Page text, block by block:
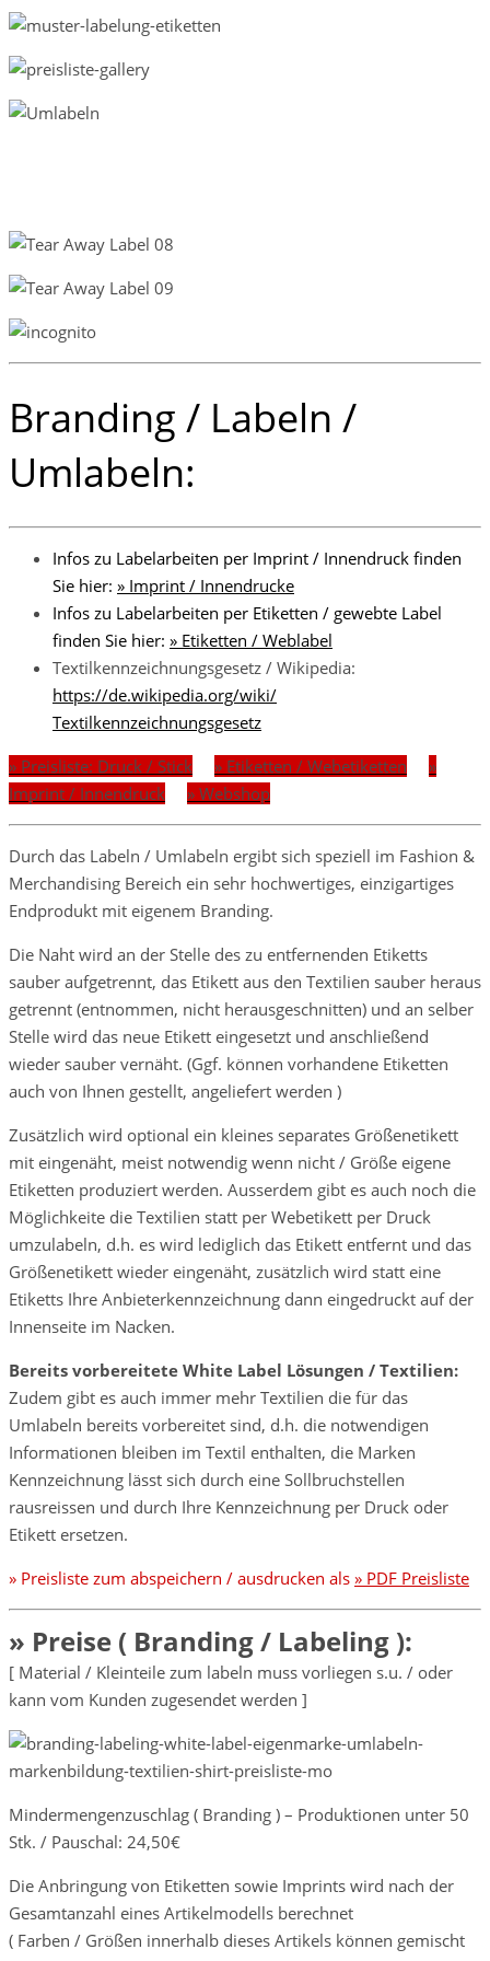
Branding / Labeln /
Umlabeln:
Infos zu Labelarbeiten per Imprint / Innendruck finden
Sie hier: » Imprint / Innendrucke
Infos zu Labelarbeiten per Etiketten / gewebte Label
finden Sie hier: » Etiketten / Weblabel
Textilkennzeichnungsgesetz / Wikipedia:
https://de.wikipedia.org/wiki/
Textilkennzeichnungsgesetz
» Preisliste: Druck / Stick
» Etiketten / Webetiketten
»
Imprint / Innendruck
» Webshop
Durch das Labeln / Umlabeln ergibt sich speziell im Fashion &
Merchandising Bereich ein sehr hochwertiges, einzigartiges
Endprodukt mit eigenem Branding.
Die Naht wird an der Stelle des zu entfernenden Etiketts
sauber aufgetrennt, das Etikett aus den Textilien sauber heraus
getrennt (entnommen, nicht herausgeschnitten) und an selber
Stelle wird das neue Etikett eingesetzt und anschließend
wieder sauber vernäht. (Ggf. können vorhandene Etiketten
auch von Ihnen gestellt, angeliefert werden )
Zusätzlich wird optional ein kleines separates Größenetikett
mit eingenäht, meist notwendig wenn nicht / Größe eigene
Etiketten produziert werden. Ausserdem gibt es auch noch die
Möglichkeite die Textilien statt per Webetikett per Druck
umzulabeln, d.h. es wird lediglich das Etikett entfernt und das
Größenetikett wieder eingenäht, zusätzlich wird statt eine
Etiketts Ihre Anbieterkennzeichnung dann eingedruckt auf der
Innenseite im Nacken.
Bereits vorbereitete White Label Lösungen / Textilien:
Zudem gibt es auch immer mehr Textilien die für das
Umlabeln bereits vorbereitet sind, d.h. die notwendigen
Informationen bleiben im Textil enthalten, die Marken
Kennzeichnung lässt sich durch eine Sollbruchstellen
rausreissen und durch Ihre Kennzeichnung per Druck oder
Etikett ersetzen.
» Preisliste zum abspeichern / ausdrucken als » PDF Preisliste
» Preise ( Branding / Labeling ):
[ Material / Kleinteile zum labeln muss vorliegen s.u. / oder
kann vom Kunden zugesendet werden ]
Mindermengenzuschlag ( Branding ) – Produktionen unter 50
Stk. / Pauschal: 24,50€
Die Anbringung von Etiketten sowie Imprints wird nach der
Gesamtanzahl eines Artikelmodells berechnet
( Farben / Größen innerhalb dieses Artikels können gemischt